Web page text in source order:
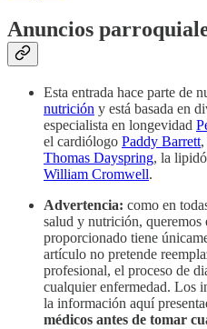
Anuncios
Esta entrada hace parte de
nutrición y está basada en
especialista en longevidad
el cardiólogo Paddy Barrett
Thomas Dayspring, la
William Cromwell.
Advertencia: como en
salud y nutrición,
proporcionado tiene
artículo no pretende
profesional, el proceso de
cualquier enfermedad. Los
la información aquí
médicos antes de tomar